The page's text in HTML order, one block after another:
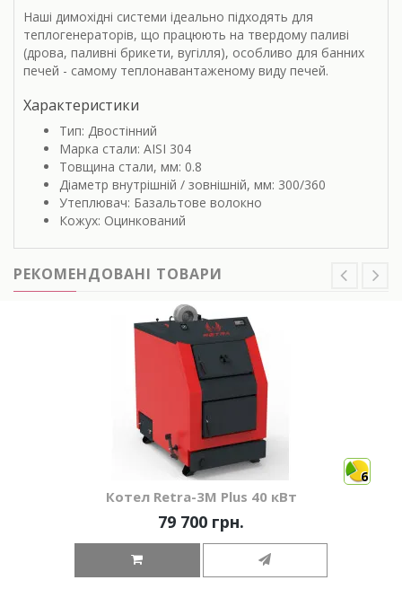
Наші димохідні системи ідеально підходять для
теплогенераторів, що працюють на твердому паливі
(дрова, паливні брикети, вугілля), особливо для банних
печей - самому теплонавантаженому виду печей.
Характеристики
Тип: Двостінний
Марка стали: AISI 304
Товщина стали, мм: 0.8
Діаметр внутрішній / зовнішній, мм: 300/360
Утеплювач: Базальтове волокно
Кожух: Оцинкований
РЕКОМЕНДОВАНІ ТОВАРИ
6
Котел Retra-3М Plus 40 кВт
79 700 грн.